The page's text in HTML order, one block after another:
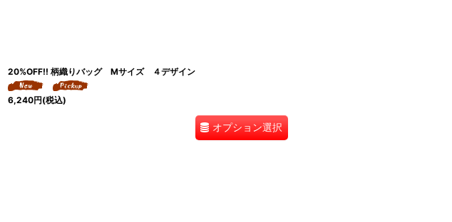
20%OFF!! 柄織りバッグ Mサイズ ４デザイン
6,240円(税込)
オプション選択